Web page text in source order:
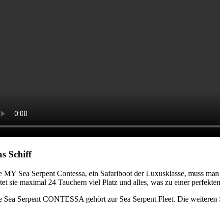
Schiff
MY Sea Serpent Contessa, ein Safariboot der Luxusklasse, muss
sie maximal 24 Tauchern viel Platz und alles, was zu einer
Sea Serpent CONTESSA gehört zur Sea Serpent Fleet. Die